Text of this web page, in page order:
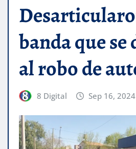
banda que se
al robo de
8 Digital Sep 16, 2024